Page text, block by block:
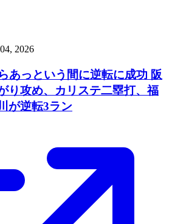
2026
あっという間に逆転に成功 阪
り攻め、カリステ二塁打、福
が逆転3ラン